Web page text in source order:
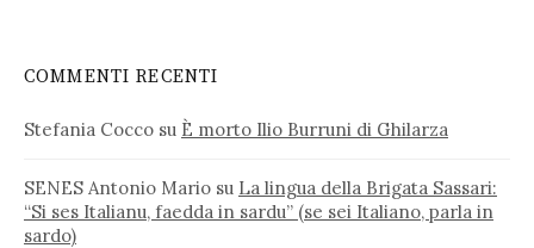
COMMENTI RECENTI
Stefania Cocco su È morto Ilio Burruni di Ghilarza
SENES Antonio Mario su La lingua della Brigata Sassari:
“Si ses Italianu, faedda in sardu” (se sei Italiano, parla in
sardo)